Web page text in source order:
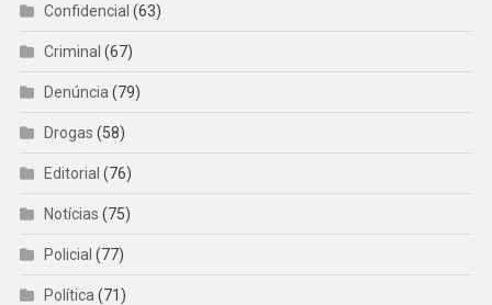
Confidencial (63)
Criminal (67)
Denúncia (79)
Drogas (58)
Editorial (76)
Notícias (75)
Policial (77)
Política (71)